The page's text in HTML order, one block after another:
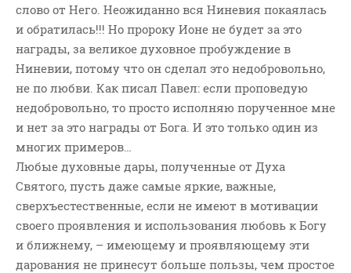
слово от Него. Неожиданно вся Ниневия покаялась
и обратилась!!! Но пророку Ионе не будет за это
награды, за великое духовное пробуждение в
Ниневии, потому что он сделал это недобровольно,
не по любви. Как писал Павел: если проповедую
недобровольно, то просто исполняю порученное мне
и нет за это награды от Бога. И это только один из
многих примеров…
Любые духовные дары, полученные от Духа
Святого, пусть даже самые яркие, важные,
сверхъестественные, если не имеют в мотивации
своего проявления и использования любовь к Богу
и ближнему, – имеющему и проявляющему эти
дарования не принесут больше пользы, чем простое